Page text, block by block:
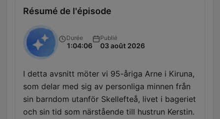
Résumé de l'épisode
Durée
1:04:06
Publié
03 août 2026
I detta avsnitt möter vi 95-åriga Arne i Kiruna,
som delar med sig av personliga minnen från
sin barndom utanför Skellefteå, livet i bageriet
och sin tid som närstående till hustrun Kerstin.